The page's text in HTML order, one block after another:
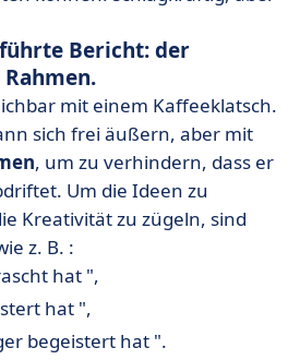
Bericht: der
mit einem Kaffeeklatsch.
sich frei äußern, aber mit
, um zu verhindern, dass er
Um die Ideen zu
Kreativität zu zügeln, sind
z. B. :
hat ",
hat ",
begeistert hat ".